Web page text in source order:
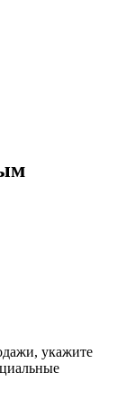
укажите